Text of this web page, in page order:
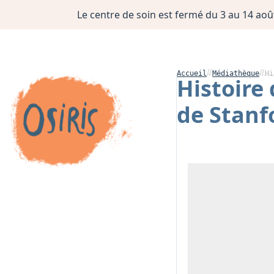
Le centre de soin est fermé du 3 au 14
Accueil Médiathèque
Histoire
de